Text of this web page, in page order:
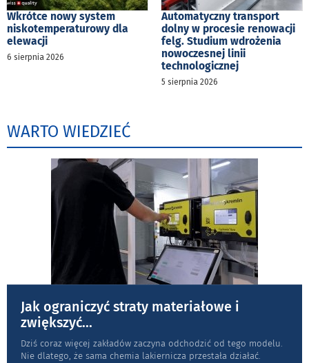
Wkrótce nowy system
niskotemperaturowy dla
elewacji
6 sierpnia 2026
Automatyczny transport
dolny w procesie renowacji
felg. Studium wdrożenia
nowoczesnej linii
technologicznej
5 sierpnia 2026
WARTO WIEDZIEĆ
Jak ograniczyć straty materiałowe i
zwiększyć...
Dziś coraz więcej zakładów zaczyna odchodzić od tego modelu.
Nie dlatego, że sama chemia lakiernicza przestała działać.